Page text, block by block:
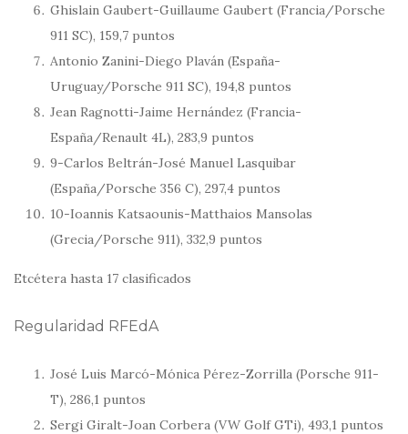
Ghislain Gaubert-Guillaume Gaubert (Francia/Porsche
911 SC), 159,7 puntos
Antonio Zanini-Diego Plaván (España-
Uruguay/Porsche 911 SC), 194,8 puntos
Jean Ragnotti-Jaime Hernández (Francia-
España/Renault 4L), 283,9 puntos
9-Carlos Beltrán-José Manuel Lasquibar
(España/Porsche 356 C), 297,4 puntos
10-Ioannis Katsaounis-Matthaios Mansolas
(Grecia/Porsche 911), 332,9 puntos
Etcétera hasta 17 clasificados
Regularidad RFEdA
José Luis Marcó-Mónica Pérez-Zorrilla (Porsche 911-
T), 286,1 puntos
Sergi Giralt-Joan Corbera (VW Golf GTi), 493,1 puntos